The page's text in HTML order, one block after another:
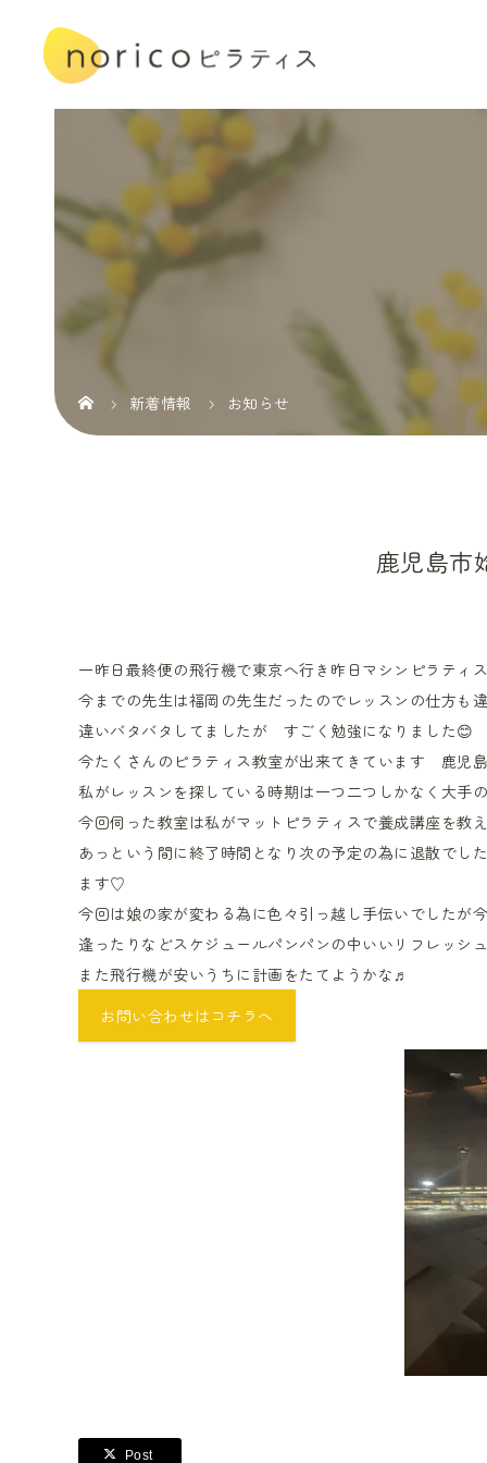
新着情報 お知らせ
鹿児島
一昨日最終便の飛行機で東京へ行き昨日マシンピラティ
今までの先生は福岡の先生だったのでレッスンの仕方
違いバタバタしてましたが すごく勉強になりました😊
今たくさんのピラティス教室が出来てきています 鹿児
私がレッスンを探している時期は一つ二つしかなく大
今回伺った教室は私がマットピラティスで養成講座を教
あっという間に終了時間となり次の予定の為に退散でし
ます♡
今回は娘の家が変わる為に色々引っ越し手伝いでした
逢ったりなどスケジュールパンパンの中いいリフレッシ
また飛行機が安いうちに計画をたてようかな♬
お問い合わせはコチラへ
Post